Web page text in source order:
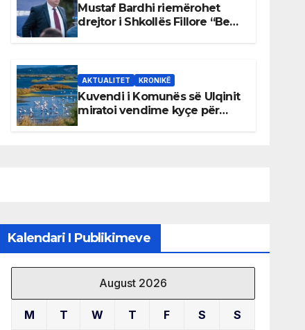
Mustaf Bardhi riemërohet
drejtor i Shkollës Fillore “Bedri
AKTUALITET KRONIKË
Kuvendi i Komunës së Ulqinit
miratoi vendime kyçe për
Kalendari I Publikimeve
August 2026
M T W T F S S